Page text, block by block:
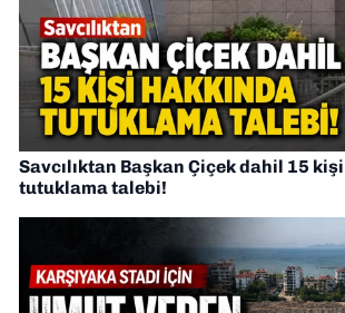
Savcılıktan Başkan Çiçek dahil 15
tutuklama talebi!